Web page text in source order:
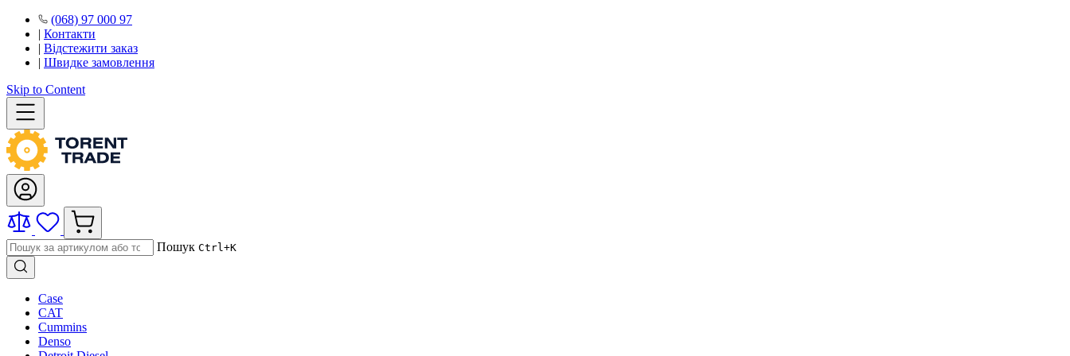
(068) 97 000 97
| Контакти
| Відстежити заказ
| Швидке замовлення
Skip to Content
Пошук Ctrl+K
Case
CAT
Cummins
Denso